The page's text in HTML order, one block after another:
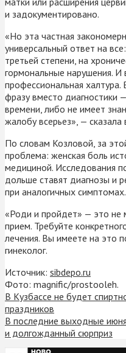
и задокументировано.
«Но эта частная
универсальный ответ на
третьей степени, на
гормональные нарушения. И
профессиональная
фразу вместо диагностики
времени, либо не имеет
жалобу всерьез», — сказала
По словам Козловой, за
проблема: женская боль
медициной. Исследования
дольше ставят диагнозы и
при аналогичных симптомах.
«Роди и пройдет» — это не
прием. Требуйте
лечения. Вы имеете на это
гинеколог.
Источник: sibdepo.ru
Фото: magnific/prostooleh.
В Кузбассе не будет
праздников
В последние выходные
и долгожданный сюрприз